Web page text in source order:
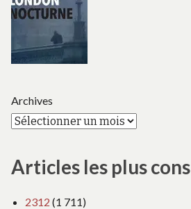
Archives
Articles les plus
2312 (1 711)